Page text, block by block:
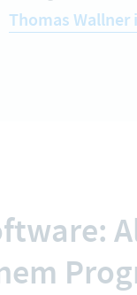
Thomas